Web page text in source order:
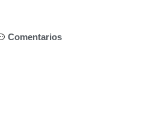
Comentarios